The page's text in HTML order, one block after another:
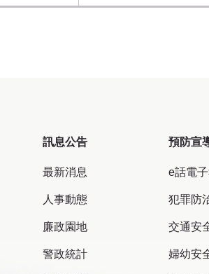
訊息公告
最新消息
人事動態
廉政園地
警政統計
預防宣
e話電
犯罪防
交通安
婦幼安